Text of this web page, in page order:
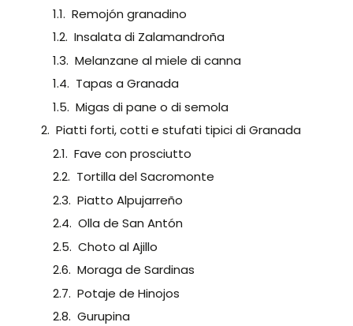
Remojón granadino
Insalata di Zalamandroña
Melanzane al miele di canna
Tapas a Granada
Migas di pane o di semola
Piatti forti, cotti e stufati tipici di Granada
Fave con prosciutto
Tortilla del Sacromonte
Piatto Alpujarreño
Olla de San Antón
Choto al Ajillo
Moraga de Sardinas
Potaje de Hinojos
Gurupina